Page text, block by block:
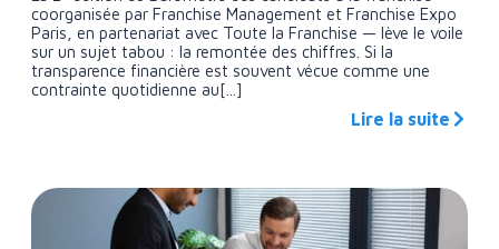
coorganisée par Franchise Management et Franchise Expo
Paris, en partenariat avec Toute la Franchise — lève le voile
sur un sujet tabou : la remontée des chiffres. Si la
transparence financière est souvent vécue comme une
contrainte quotidienne au[...]
Lire la suite